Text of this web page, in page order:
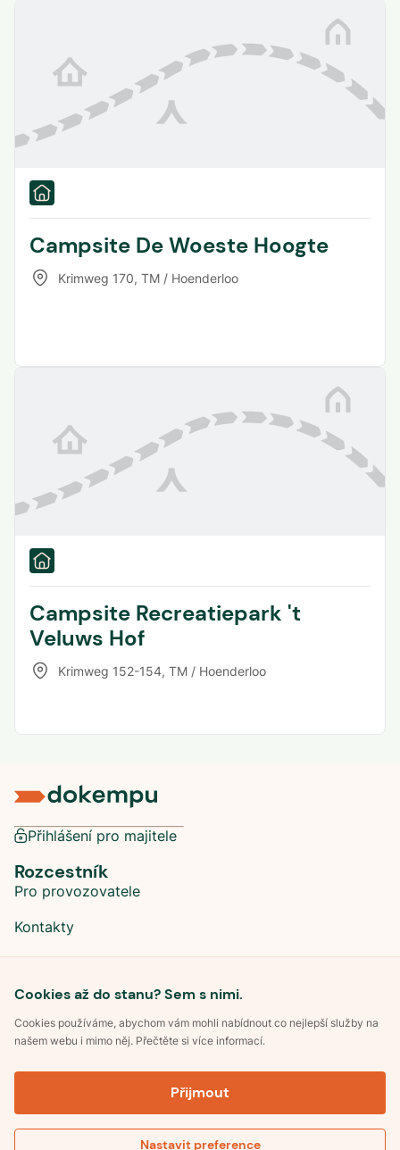
Campsite De Woeste Hoogte
Krimweg 170, TM / Hoenderloo
Campsite Recreatiepark 't
Veluws Hof
Krimweg 152-154, TM / Hoenderloo
Cookies až do stanu? Sem s nimi.
Cookies používáme, abychom vám mohli nabídnout co nejlepší služby na
našem webu i mimo něj. Přečtěte si více informací.
Přijmout
Nastavit preference
Přihlášení pro majitele
Rozcestník
Pro provozovatele
Kontakty
Pravidla soutěže Kemp roku